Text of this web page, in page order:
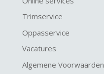
Trimservice
Oppasservice
Vacatures
Algemene Voorwaarden